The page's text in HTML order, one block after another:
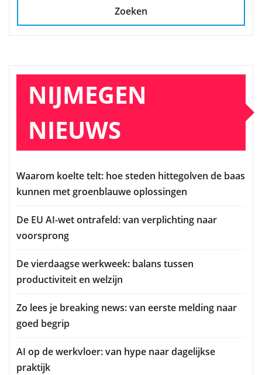
Zoeken
NIJMEGEN
NIEUWS
Waarom koelte telt: hoe steden hittegolven de baas
kunnen met groenblauwe oplossingen
De EU AI-wet ontrafeld: van verplichting naar
voorsprong
De vierdaagse werkweek: balans tussen
productiviteit en welzijn
Zo lees je breaking news: van eerste melding naar
goed begrip
AI op de werkvloer: van hype naar dagelijkse
praktijk